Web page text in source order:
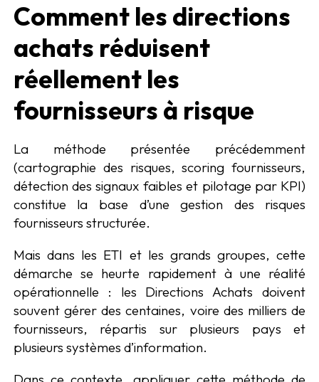
Comment les directions
achats réduisent
réellement les
fournisseurs à risque
La méthode présentée précédemment
(cartographie des risques, scoring fournisseurs,
détection des signaux faibles et pilotage par KPI)
constitue la base d’une gestion des risques
fournisseurs structurée.
Mais dans les ETI et les grands groupes, cette
démarche se heurte rapidement à une réalité
opérationnelle : les Directions Achats doivent
souvent gérer des centaines, voire des milliers de
fournisseurs, répartis sur plusieurs pays et
plusieurs systèmes d’information.